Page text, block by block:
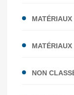
NON